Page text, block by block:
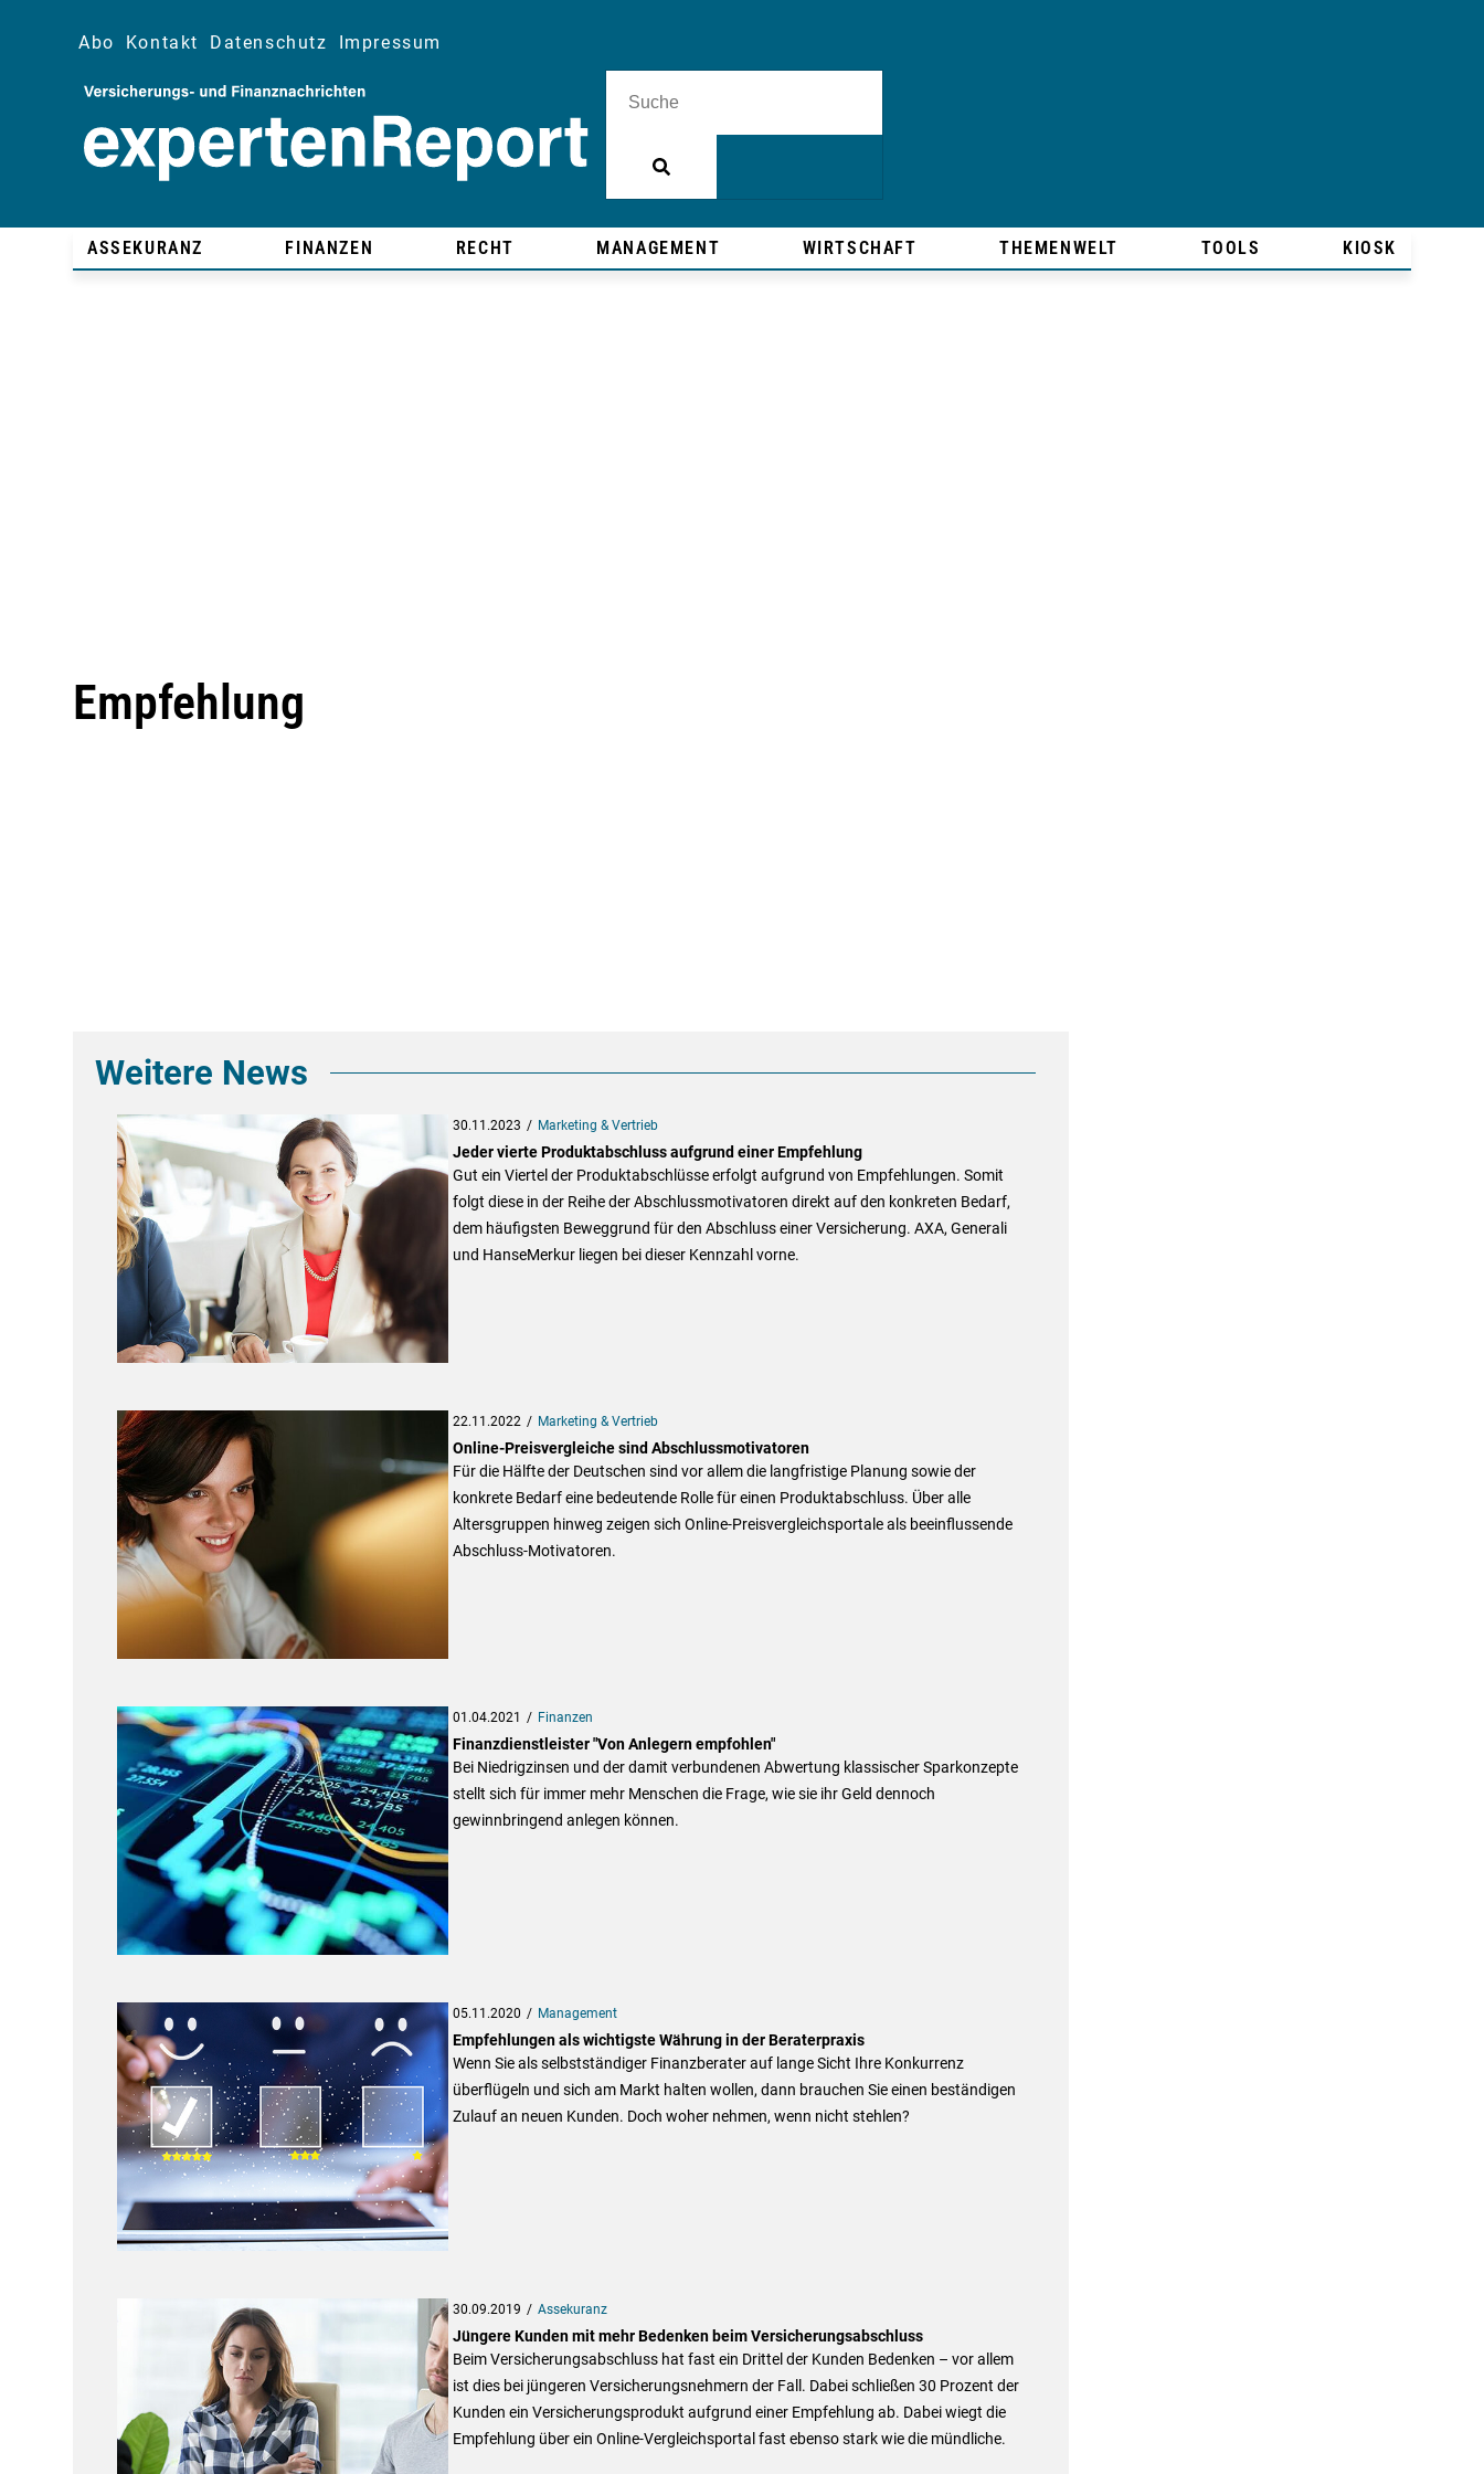
Abo Kontakt Datenschutz Impressum
ASSEKURANZ FINANZEN RECHT MANAGEMENT WIRTSCHAFT THEMENWELT TOOLS KIOSK
Empfehlung
Weitere News
30.11.2023 Marketing & Vertrieb
Jeder vierte Produktabschluss aufgrund einer Empfehlung
Gut ein Viertel der Produktabschlüsse erfolgt aufgrund von Empfehlungen. Somit
folgt diese in der Reihe der Abschlussmotivatoren direkt auf den konkreten Bedarf,
dem häufigsten Beweggrund für den Abschluss einer Versicherung. AXA, Generali
und HanseMerkur liegen bei dieser Kennzahl vorne.
22.11.2022 Marketing & Vertrieb
Online-Preisvergleiche sind Abschlussmotivatoren
Für die Hälfte der Deutschen sind vor allem die langfristige Planung sowie der
konkrete Bedarf eine bedeutende Rolle für einen Produktabschluss. Über alle
Altersgruppen hinweg zeigen sich Online-Preisvergleichsportale als beeinflussende
Abschluss-Motivatoren.
01.04.2021 Finanzen
Finanzdienstleister "Von Anlegern empfohlen"
Bei Niedrigzinsen und der damit verbundenen Abwertung klassischer Sparkonzepte
stellt sich für immer mehr Menschen die Frage, wie sie ihr Geld dennoch
gewinnbringend anlegen können.
05.11.2020 Management
Empfehlungen als wichtigste Währung in der Beraterpraxis
Wenn Sie als selbstständiger Finanzberater auf lange Sicht Ihre Konkurrenz
überflügeln und sich am Markt halten wollen, dann brauchen Sie einen beständigen
Zulauf an neuen Kunden. Doch woher nehmen, wenn nicht stehlen?
30.09.2019 Assekuranz
Jüngere Kunden mit mehr Bedenken beim Versicherungsabschluss
Beim Versicherungsabschluss hat fast ein Drittel der Kunden Bedenken – vor allem
ist dies bei jüngeren Versicherungsnehmern der Fall. Dabei schließen 30 Prozent der
Kunden ein Versicherungsprodukt aufgrund einer Empfehlung ab. Dabei wiegt die
Empfehlung über ein Online-Vergleichsportal fast ebenso stark wie die mündliche.